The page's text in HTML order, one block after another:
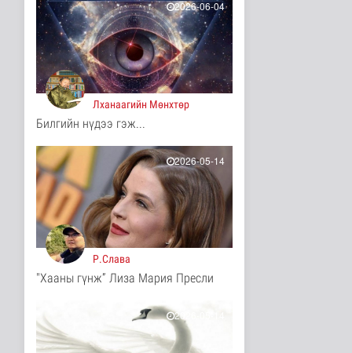
8 цаг 37 минутын өмнө
ЦАГ АГААР:
Улаанбаатарт шөнөдөө
17 хэм дулаан
Байгаль орчин
8 цаг 41 минутын өмнө
COP17-ын зочид,
250 орчим ж..
Нийгэм
9 цаг 2 минутын өмнө
Шатахууны нөөцийг
нэмэгдүүлэх,
доголдлыг арилгах..
Нийгэм
9 цаг 6 минутын өмнө
Төлөөлөгчдийн Хурлын
Ээлжит ..
Нийгэм
9 цаг 13 минутын өмнө
2026-06-04
Лханаагийн Мөнхтөр
Билгийн нүдээ гэж...
2026-05-14
Р.Слава
"Хааны гүнж” Лиза Мария Пресли
2026-05-14